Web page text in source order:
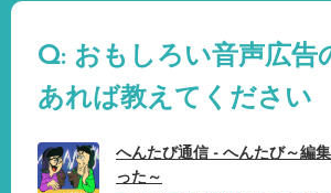
Q: おもしろい音声広告
あれば教えてください
へんたび通信 - へんたび～編
った～